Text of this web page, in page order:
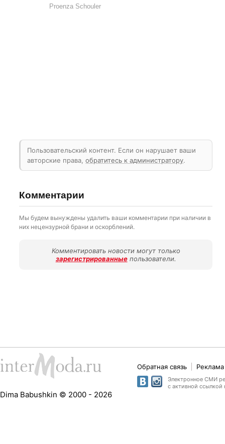
Proenza Schouler
Пользовательский контент. Если он нарушает ваши
авторские права,обратитесь к администратору.
Комментарии
Мы будем вынуждены удалить ваши комментарии при наличии в
них нецензурной брани и оскорблений.
Комментировать новости могут только
зарегистрированныепользователи.
Dima Babushkin © 2000 - 2026
Обратная связь
Электронное СМИ
с активной ссылкой